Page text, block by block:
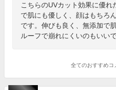
こちらのUVカット効果に優
で肌にも優しく、顔はもちろ
です。伸びも良く、無添加で
ルーフで崩れにくいのもいいで
全てのおすすめコ